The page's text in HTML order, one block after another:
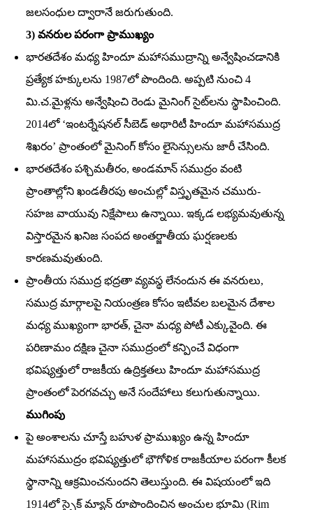
జలసంధుల ద్వారానే జరుగుతుంది.
3) వనరుల పరంగా ప్రాముఖ్యం
భారతదేశం మధ్య హిందూ మహాసముద్రాన్ని అన్వేషించడానికి
ప్రత్యేక హక్కులను 1987లో పొందింది. అప్పటి నుంచి 4
మి.చ.మైళ్లను అన్వేషించి రెండు మైనింగ్‌ సైట్‌లను స్థాపించింది.
2014లో ‘ఇంటర్నేషనల్‌ సీబెడ్‌ అథారిటీ హిందూ మహాసముద్ర
శిఖరం’ ప్రాంతంలో మైనింగ్‌ కోసం లైసెన్సులను జారీ చేసింది.
భారతదేశం పశ్చిమతీరం, అండమాన్‌ సముద్రం వంటి
ప్రాంతాల్లోని ఖండతీరపు అంచుల్లో విస్తృతమైన చమురు-
సహజ వాయువు నిక్షేపాలు ఉన్నాయి. ఇక్కడ లభ్యమవుతున్న
విస్తారమైన ఖనిజ సంపద అంతర్జాతీయ ఘర్షణలకు
కారణమవుతుంది.
ప్రాంతీయ సముద్ర భద్రతా వ్యవస్థ లేనందున ఈ వనరులు,
సముద్ర మార్గాలపై నియంత్రణ కోసం ఇటీవల బలమైన దేశాల
మధ్య ముఖ్యంగా భారత్‌, చైనా మధ్య పోటీ ఎక్కువైంది. ఈ
పరిణామం దక్షిణ చైనా సముద్రంలో కన్పించే విధంగా
భవిష్యత్తులో రాజకీయ ఉద్రిక్తతలు హిందూ మహాసముద్ర
ప్రాంతంలో పెరగవచ్చు అనే సందేహాలు కలుగుతున్నాయి.
ముగింపు
పై అంశాలను చూస్తే బహుళ ప్రాముఖ్యం ఉన్న హిందూ
మహాసముద్రం భవిష్యత్తులో భౌగోళిక రాజకీయాల పరంగా కీలక
స్థానాన్ని ఆక్రమించనుందని తెలుస్తుంది. ఈ విషయంలో ఇది
1914లో స్పైక్‌ మ్యాన్‌ రూపొందించిన అంచుల భూమి (Rim